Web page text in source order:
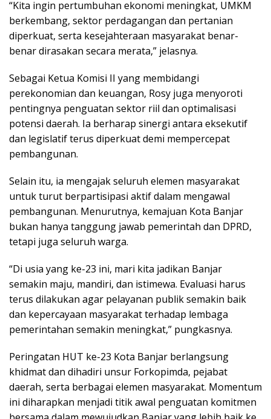
“Kita ingin pertumbuhan ekonomi meningkat, UMKM
berkembang, sektor perdagangan dan pertanian
diperkuat, serta kesejahteraan masyarakat benar-
benar dirasakan secara merata,” jelasnya.
Sebagai Ketua Komisi II yang membidangi
perekonomian dan keuangan, Rosy juga menyoroti
pentingnya penguatan sektor riil dan optimalisasi
potensi daerah. Ia berharap sinergi antara eksekutif
dan legislatif terus diperkuat demi mempercepat
pembangunan.
Selain itu, ia mengajak seluruh elemen masyarakat
untuk turut berpartisipasi aktif dalam mengawal
pembangunan. Menurutnya, kemajuan Kota Banjar
bukan hanya tanggung jawab pemerintah dan DPRD,
tetapi juga seluruh warga.
“Di usia yang ke-23 ini, mari kita jadikan Banjar
semakin maju, mandiri, dan istimewa. Evaluasi harus
terus dilakukan agar pelayanan publik semakin baik
dan kepercayaan masyarakat terhadap lembaga
pemerintahan semakin meningkat,” pungkasnya.
Peringatan HUT ke-23 Kota Banjar berlangsung
khidmat dan dihadiri unsur Forkopimda, pejabat
daerah, serta berbagai elemen masyarakat. Momentum
ini diharapkan menjadi titik awal penguatan komitmen